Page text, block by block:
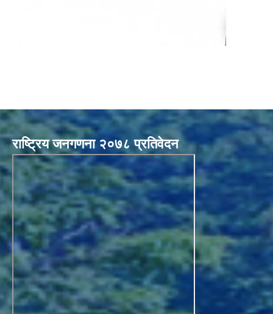
राष्ट्रिय जनगणना २०७८ प्रतिवेदन